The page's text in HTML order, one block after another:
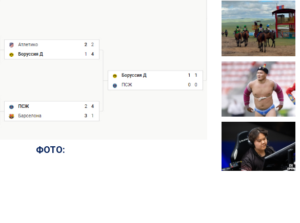
ФОТО: